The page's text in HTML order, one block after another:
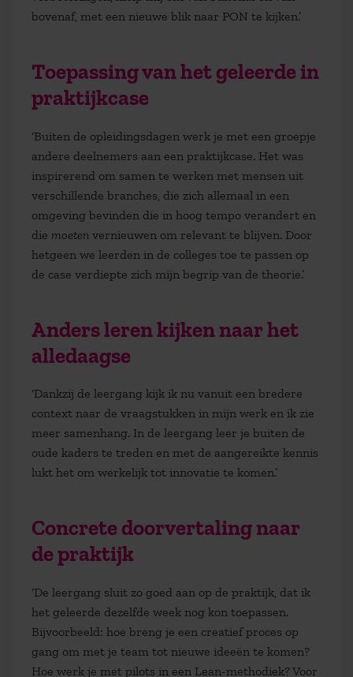
bovenaf, met een nieuwe blik naar PON te kijken.’
Toepassing van het geleerde in
praktijkcase
‘Buiten de opleidingsdagen werk je met een groepje
andere deelnemers aan een praktijkcase. Het was
inspirerend om samen te werken met mensen uit
verschillende branches, die zich allemaal in een
omgeving bevinden die in hoog tempo verandert en
die moeten vernieuwen om relevant te blijven. Door
hetgeen we leerden in de colleges toe te passen op
de case verdiepte zich mijn begrip van de theorie.’
Anders leren kijken naar het
alledaagse
‘Dankzij de leergang kijk ik nu vanuit een bredere
context naar de vraagstukken in mijn werk en ik zie
meer samenhang. In de leergang leer je buiten de
oude kaders te treden en met de aangereikte kennis
lukt het om werkelijk tot innovatie te komen.’
Concrete doorvertaling naar
de praktijk
‘De leergang sluit zo goed aan op de praktijk, dat ik
het geleerde dezelfde week nog kon toepassen.
Bijvoorbeeld: hoe breng je een creatief proces op
gang om met je team tot nieuwe ideeën te komen?
Hoe werk je met pilots in een Lean-methodiek? Voor